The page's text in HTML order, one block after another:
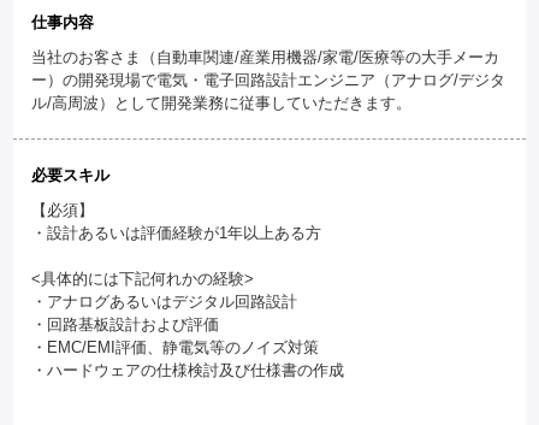
仕事内容
当社のお客さま（自動車関連/産業用機器/家電/医療等の大手メーカ
ー）の開発現場で電気・電子回路設計エンジニア（アナログ/デジタ
ル/高周波）として開発業務に従事していただきます。
必要スキル
【必須】
・設計あるいは評価経験が1年以上ある方
<具体的には下記何れかの経験>
・アナログあるいはデジタル回路設計
・回路基板設計および評価
・EMC/EMI評価、静電気等のノイズ対策
・ハードウェアの仕様検討及び仕様書の作成